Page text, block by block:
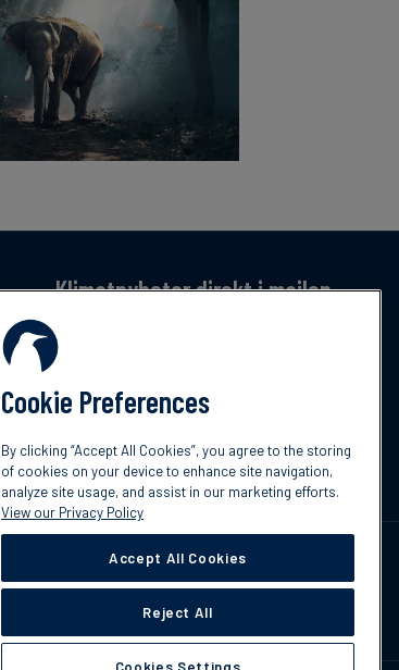
Klimatnyheter direkt i mailen
Få en månatlig sammanfattning av de senaste
trenderna, nyheterna, innovationerna och
Prenumerera
Cookie Preferences
By clicking “Accept All Cookies”, you agree to the storing
of cookies on your device to enhance site navigation,
analyze site usage, and assist in our marketing efforts.
View our Privacy Policy
Accept All Cookies
Reject All